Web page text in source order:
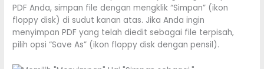
PDF Anda, simpan file dengan mengklik “Simpan” (ikon
floppy disk) di sudut kanan atas. Jika Anda ingin
menyimpan PDF yang telah diedit sebagai file terpisah,
pilih opsi “Save As” (ikon floppy disk dengan pensil).